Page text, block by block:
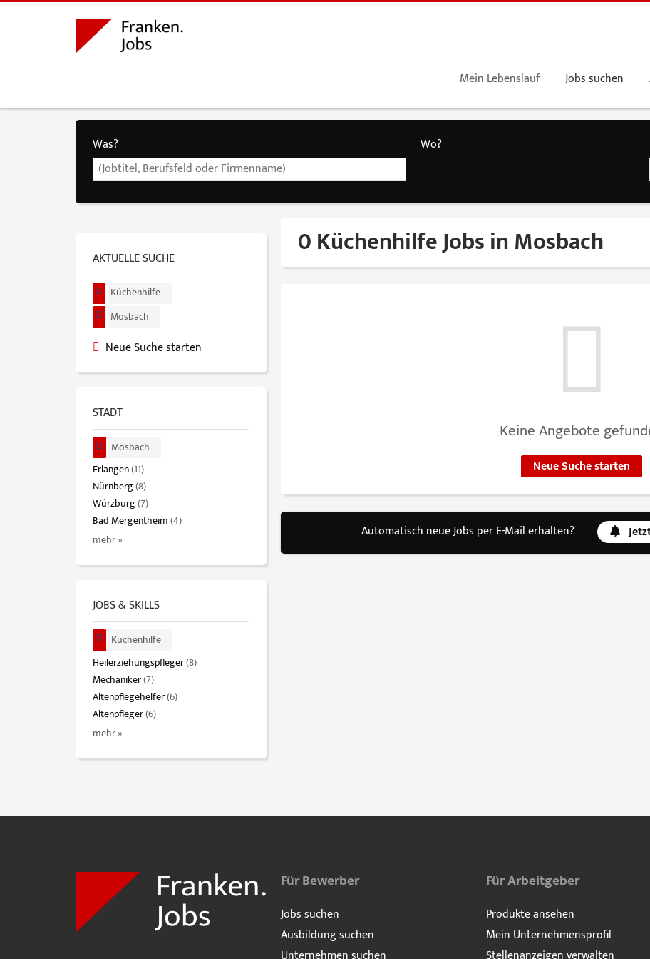
Mein Lebenslauf Jobs suchen
Was? Wo?
0 Küchenhilfe Jobs in Mosbach
Keine Angebote
Neue Suche starten
Automatisch neue Jobs per E-Mail erhalten?
AKTUELLE SUCHE
Küchenhilfe
Mosbach
Neue Suche starten
STADT
Mosbach
Erlangen(11)
Nürnberg(8)
Würzburg(7)
Bad Mergentheim(4)
mehr »
JOBS & SKILLS
Küchenhilfe
Heilerziehungspfleger(8)
Mechaniker(7)
Altenpflegehelfer(6)
Altenpfleger(6)
mehr »
Für Bewerber
Jobs suchen
Ausbildung suchen
Für Arbeitgeber
Produkte ansehen
Mein Unternehmensprofil